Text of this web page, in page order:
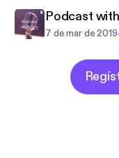
Podcast
7 de mar de 2019